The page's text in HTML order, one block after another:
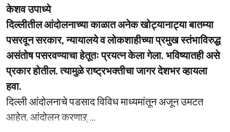
केशव उपाध्ये
दिल्लीतील आंदोलनाच्या काळात अनेक खोट्यानाट्या बातम्या
पसरवून सरकार, न्यायालये व लोकशाहीच्या प्रमुख स्तंभाविरुद्ध
असंतोष पसरवण्याचा हेतूतः प्रयत्न केला गेला. भविष्यातही असे
प्रकार होतील. त्यामुळे राष्ट्रभक्तीचा जागर देशभर व्हायला
हवा.
दिल्ली आंदोलनाचे पडसाद विविध माध्यमांतून अजून उमटत
आहेत. आंदोलन करणाऱ् ...